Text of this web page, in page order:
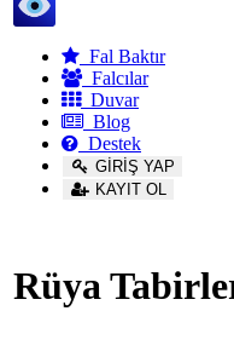
Fal Baktır
Falcılar
Duvar
Blog
Destek
GİRİŞ YAP
KAYIT OL
Rüya